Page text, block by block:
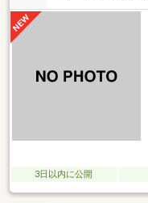
3日以内に公開